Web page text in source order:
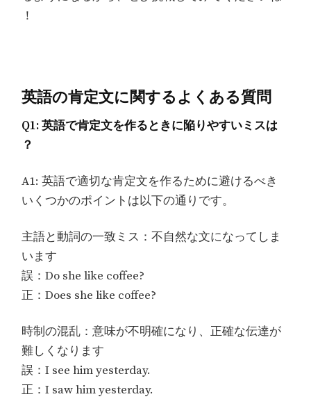
！
英語の肯定文に関するよくある質問
Q1: 英語で肯定文を作るときに陥りやすいミスは
？
A1: 英語で適切な肯定文を作るために避けるべき
いくつかのポイントは以下の通りです。
主語と動詞の一致ミス：不自然な文になってしま
います
誤：Do she like coffee?
正：Does she like coffee?
時制の混乱：意味が不明確になり、正確な伝達が
難しくなります
誤：I see him yesterday.
正：I saw him yesterday.